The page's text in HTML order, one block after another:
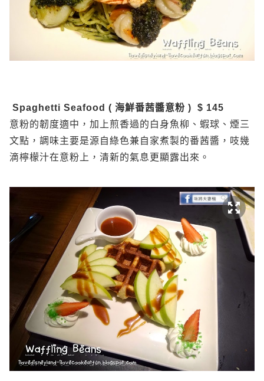
Spaghetti Seafood ( 海鮮番茜醬意粉 ) $ 145
意粉的韌度適中，加上煎香過的白身魚柳、蝦球、煙三
文點，調味主要是源自綠色兼自家煮製的番茜醬，吱幾
滴檸檬汁在意粉上，清新的氣息更顯露出來。